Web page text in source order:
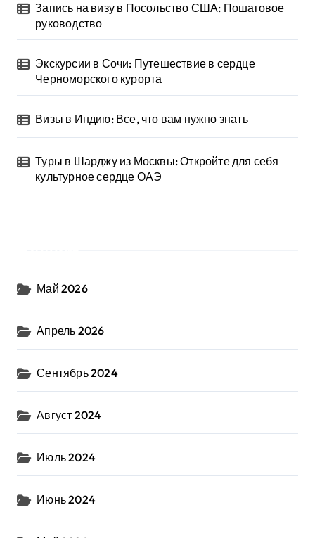
Запись на визу в Посольство США: Пошаговое
руководство
Экскурсии в Сочи: Путешествие в сердце
Черноморского курорта
Визы в Индию: Все, что вам нужно знать
Туры в Шарджу из Москвы: Откройте для себя
культурное сердце ОАЭ
Май 2026
Апрель 2026
Сентябрь 2024
Август 2024
Июль 2024
Июнь 2024